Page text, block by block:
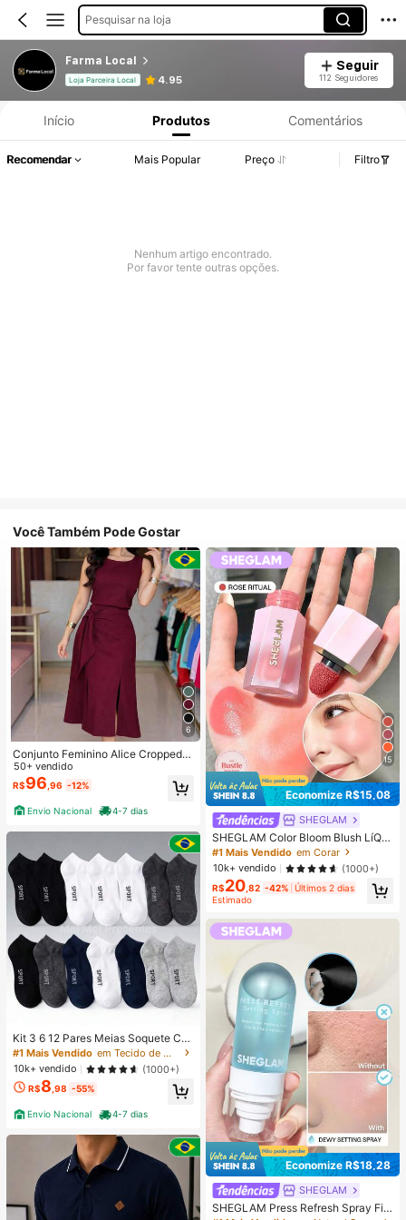
Pesquisar na loja
Farma Local
Loja Parceira Local 4.95
Seguir
112 Seguidores
Início Produtos Comentários
Recomendar Mais Popular Preço Filtro
Nenhum artigo encontrado.
Por favor tente outras opções.
Você Também Pode Gostar
6
Conjunto Feminino Alice Cropped e
Saia Midi Perfeito com Amarração
50+ vendido
R$96 ,96 -12%
Envio Nacional 4-7 dias
Kit 3 6 12 Pares Meias Soquete Ca
no Curto Unissex Multicolorido 40-
46
#1 Mais Vendido
em Tecido de malha Meias masculinas até o tornozel
10k+ vendido
(1000+)
R$8 ,98 -55%
Envio Nacional 4-7 dias
15
Economize R$15,08
SHEGLAM
SHEGLAM Color Bloom Blush LíQui
do Acabamento Matte-Rose Ritual
Marca De Beleza CosméTicos Maq
uiagem Para Mulheres E Meninas
#1 Mais Vendido em Corar
10k+ vendido
(1000+)
R$20 ,82 -42% Últimos 2 dias
Estimado
Economize R$18,28
SHEGLAM
SHEGLAM Press Refresh Spray Fix